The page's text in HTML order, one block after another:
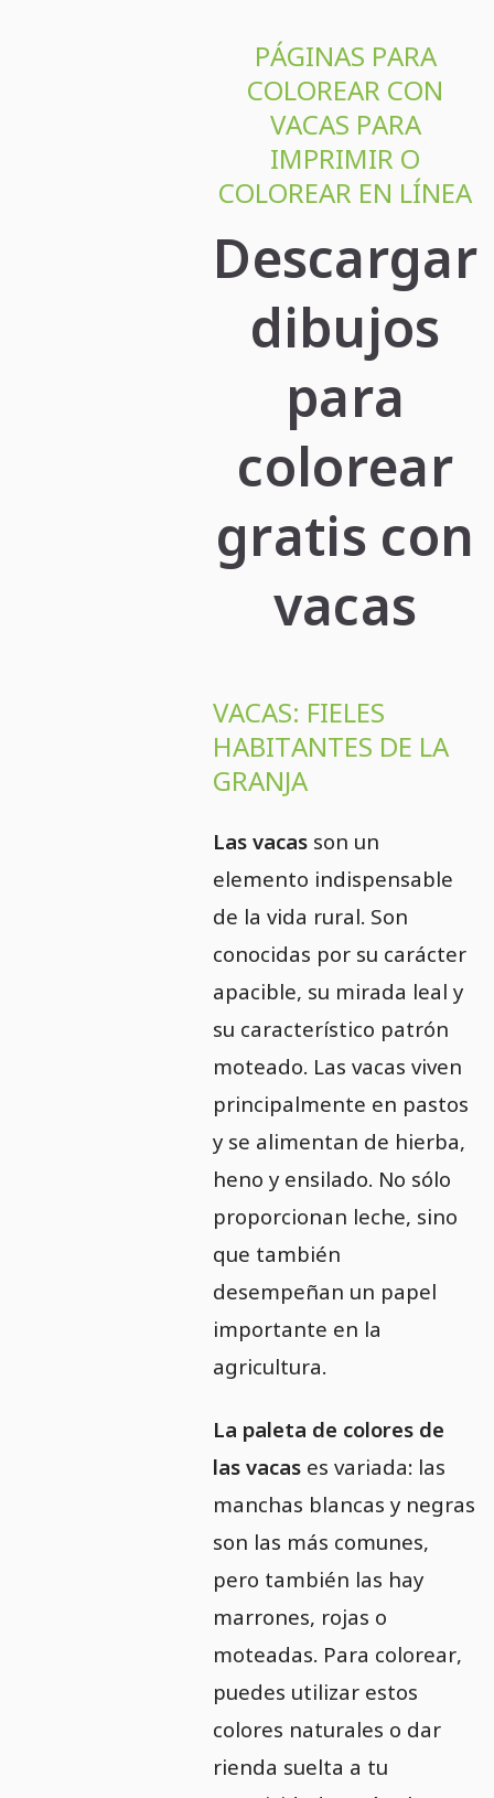
PÁGINAS PARA
COLOREAR CON
VACAS PARA
IMPRIMIR O
COLOREAR EN LÍNEA
Descargar
dibujos
para
colorear
gratis con
vacas
VACAS: FIELES
HABITANTES DE LA
GRANJA
Las vacas son un
elemento indispensable
de la vida rural. Son
conocidas por su carácter
apacible, su mirada leal y
su característico patrón
moteado. Las vacas viven
principalmente en pastos
y se alimentan de hierba,
heno y ensilado. No sólo
proporcionan leche, sino
que también
desempeñan un papel
importante en la
agricultura.
La paleta de colores de
las vacas es variada: las
manchas blancas y negras
son las más comunes,
pero también las hay
marrones, rojas o
moteadas. Para colorear,
puedes utilizar estos
colores naturales o dar
rienda suelta a tu